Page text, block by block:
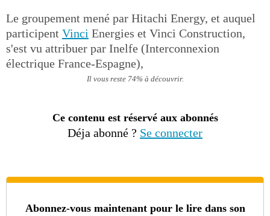
Le groupement mené par Hitachi Energy, et auquel
participent Vinci Energies et Vinci Construction,
s'est vu attribuer par Inelfe (Interconnexion
électrique France-Espagne),
Il vous reste 74% à découvrir.
Ce contenu est réservé aux abonnés
Déja abonné ? Se connecter
Abonnez-vous maintenant pour le lire dans son